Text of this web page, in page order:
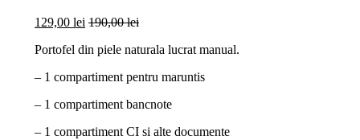
129,00 lei 190,00lei
Portofel din piele naturala lucrat manual.
– 1 compartiment pentru maruntis
– 1 compartiment bancnote
– 1 compartiment CI si alte documente